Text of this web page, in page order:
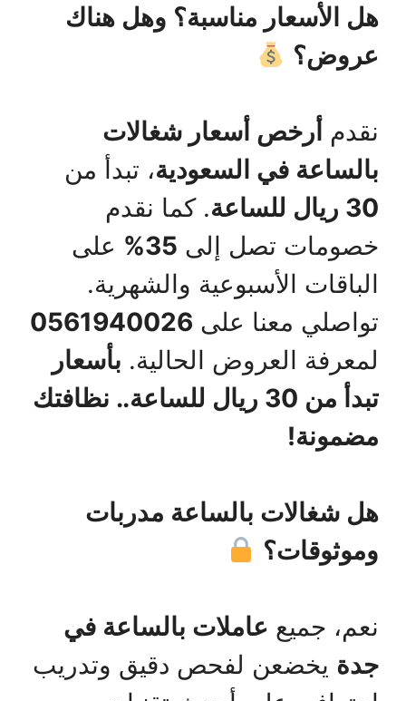
هل الأسعار مناسبة؟ وهل هناك
عروض؟
نقدم أرخص أسعار شغالات
بالساعة في السعودية، تبدأ من
30 ريال للساعة
. كما نقدم
خصومات تصل إلى 35%
على
الباقات الأسبوعية والشهرية.
تواصلي معنا على 0561940026
لمعرفة العروض الحالية. بأسعار
تبدأ من 30 ريال للساعة.. نظافتك
مضمونة!
هل شغالات بالساعة مدربات
وموثوقات؟
نعم، جميع عاملات بالساعة في
جدة يخضعن لفحص دقيق وتدريب